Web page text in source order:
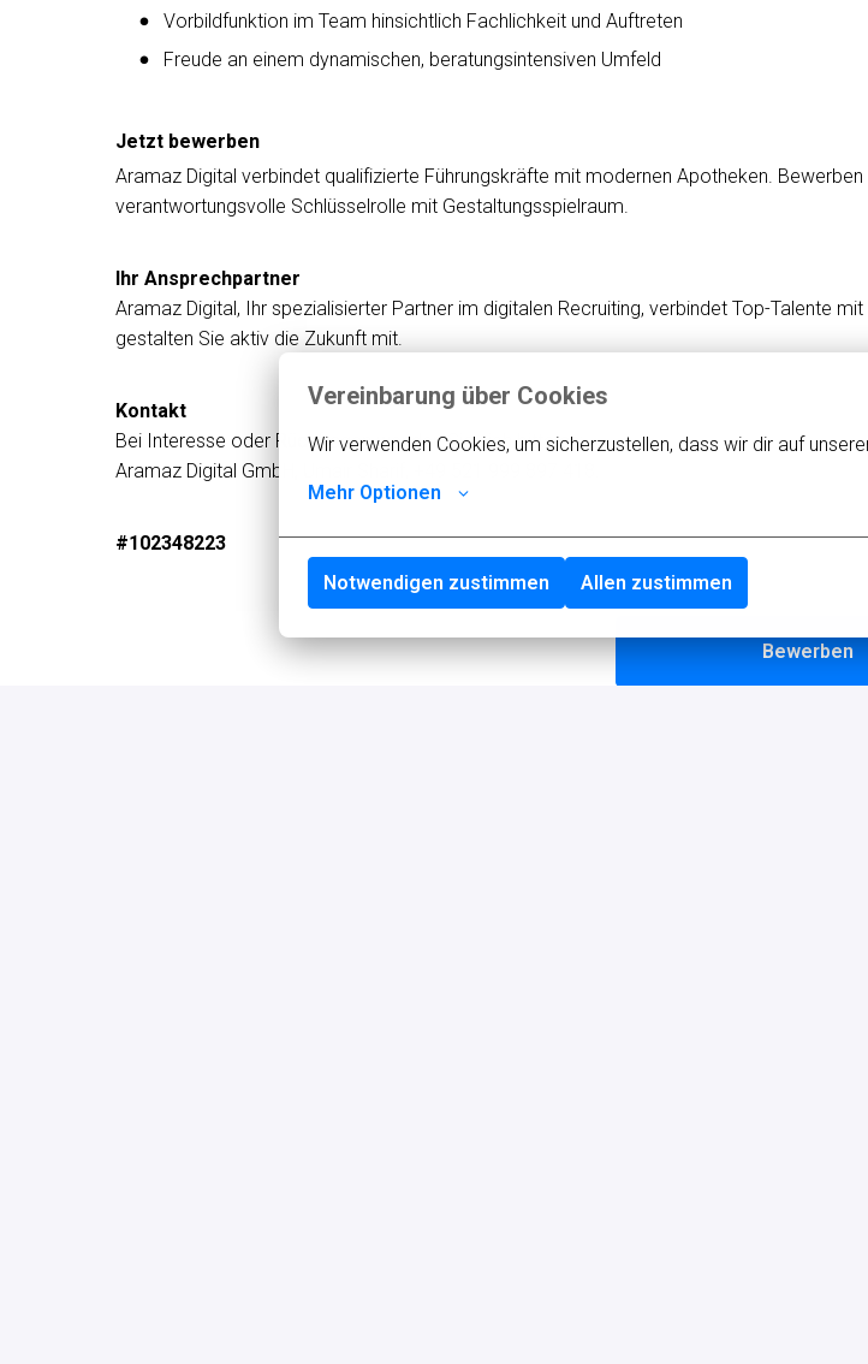
Vereinbarung über Cookies
Wir verwenden Cookies, um sicherzustellen, dass wir dir auf
Mehr Optionen
Notwendigen zustimmen Allen zustimmen
Vorbildfunktion im Team hinsichtlich Fachlichkeit und Auftreten
Freude an einem dynamischen, beratungsintensiven Umfeld
Jetzt bewerben
Aramaz Digital verbindet qualifizierte Führungskräfte mit modernen Apotheken.
verantwortungsvolle Schlüsselrolle mit Gestaltungsspielraum.
Ihr Ansprechpartner
Aramaz Digital, Ihr spezialisierter Partner im digitalen Recruiting, verbindet Top-Talente
gestalten Sie aktiv die Zukunft mit.
Kontakt
Bei Interesse oder Rückfragen wenden Sie sich bitte an:
Aramaz Digital GmbH, Umair Sharif, +49 521 999 897 418.
#102348223
Bewerben